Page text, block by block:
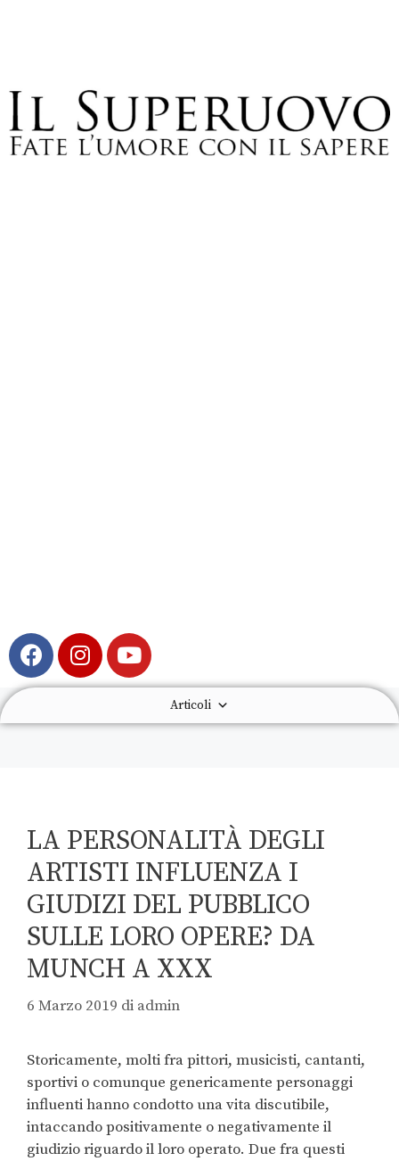
Articoli
LA PERSONALITÀ DEGLI
ARTISTI INFLUENZA I
GIUDIZI DEL PUBBLICO
SULLE LORO OPERE? DA
MUNCH A XXX
6 Marzo 2019 di admin
Storicamente, molti fra pittori, musicisti, cantanti,
sportivi o comunque genericamente personaggi
influenti hanno condotto una vita discutibile,
intaccando positivamente o negativamente il
giudizio riguardo il loro operato. Due fra questi